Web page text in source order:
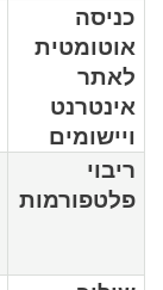
כניסה
אוטומטית
לאתר
אינטרנט
ויישומים
ריבוי
פלטפורמות